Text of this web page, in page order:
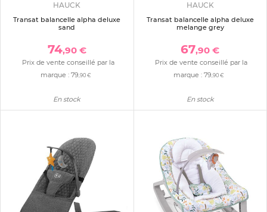
HAUCK
Transat balancelle alpha deluxe
sand
74,90 €
Prix de vente conseillé par la
marque : 79,90 €
En stock
HAUCK
Transat balancelle alpha deluxe
melange grey
67,90 €
Prix de vente conseillé par la
marque :79,90 €
En stock